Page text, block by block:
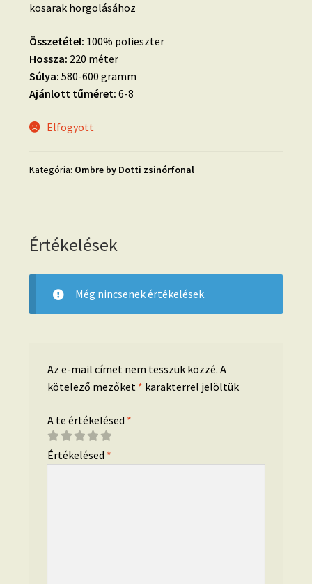
kosarak horgolásához
Összetétel: 100% polieszter
Hossza: 220 méter
Súlya: 580-600 gramm
Ajánlott tűméret: 6-8
Elfogyott
Kategória: Ombre by Dotti zsinórfonal
Értékelések
Még nincsenek értékelések.
Az e-mail címet nem tesszük közzé. A
kötelező mezőket * karakterrel jelöltük
A te értékelésed *
Értékelésed *